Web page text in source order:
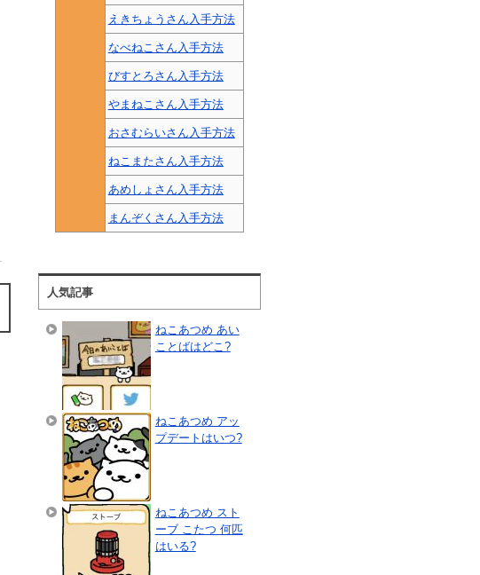
えきちょうさん入手方法
なべねこさん入手方法
びすとろさん入手方法
やまねこさん入手方法
おさむらいさん入手方法
ねこまたさん入手方法
あめしょさん入手方法
まんぞくさん入手方法
人気記事
ねこあつめ あい
ことばはどこ?
ねこあつめ アッ
プデートはいつ?
ねこあつめ スト
ーブ こたつ 何匹
はいる?